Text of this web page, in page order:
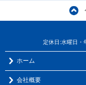
定休日:水曜日・
ホーム
会社概要